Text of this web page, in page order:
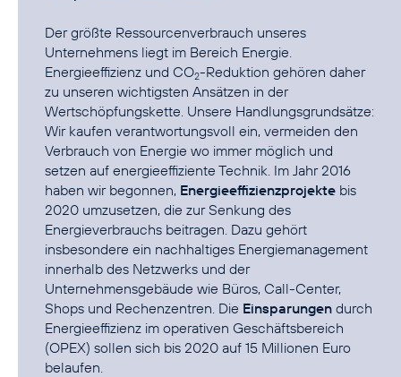
Der größte Ressourcenverbrauch unseres
Unternehmens liegt im Bereich Energie.
Energieeffizienz und CO2-Reduktion gehören daher
zu unseren wichtigsten Ansätzen in der
Wertschöpfungskette. Unsere Handlungsgrundsätze:
Wir kaufen verantwortungsvoll ein, vermeiden den
Verbrauch von Energie wo immer möglich und
setzen auf energieeffiziente Technik. Im Jahr 2016
haben wir begonnen, Energieeffizienzprojekte bis
2020 umzusetzen, die zur Senkung des
Energieverbrauchs beitragen. Dazu gehört
insbesondere ein nachhaltiges Energiemanagement
innerhalb des Netzwerks und der
Unternehmensgebäude wie Büros, Call-Center,
Shops und Rechenzentren. Die Einsparungen durch
Energieeffizienz im operativen Geschäftsbereich
(OPEX) sollen sich bis 2020 auf 15 Millionen Euro
belaufen.